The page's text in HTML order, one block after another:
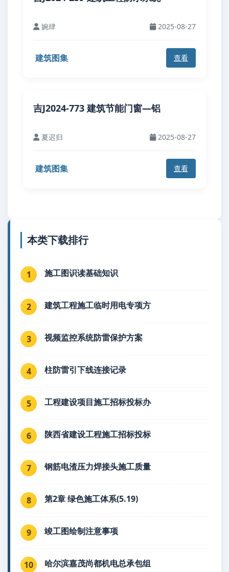
婉肆 2025-08-27
建筑图集 查看
吉J2024-773 建筑节能门窗—铝
夏迟归 2025-08-27
建筑图集 查看
本类下载排行
1 施工图识读基础知识
2 建筑工程施工临时用电专项方
3 视频监控系统防雷保护方案
4 柱防雷引下线连接记录
5 工程建设项目施工招标投标办
6 陕西省建设工程施工招标投标
7 钢筋电渣压力焊接头施工质量
8 第2章 绿色施工体系(5.19)
9 竣工图绘制注意事项
10 哈尔滨嘉茂尚都机电总承包组